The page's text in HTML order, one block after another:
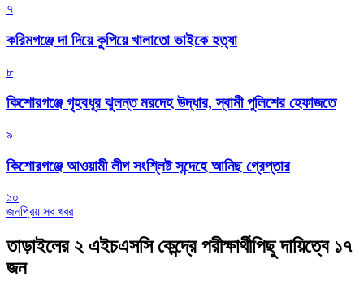
৭
করিমগঞ্জে দা দিয়ে কুপিয়ে খালাতো ভাইকে হত্যা
৮
কিশোরগঞ্জে গৃহবধূর ঝুলন্ত মরদেহ উদ্ধার, স্বামী পুলিশের হেফাজতে
৯
কিশোরগঞ্জে আওয়ামী লীগ সংশ্লিষ্ট সন্দেহে আনিছ গ্রেপ্তার
১০
জনপ্রিয় সব খবর
তাড়াইলের ২ এইচএসসি কেন্দ্রে পরীক্ষার্থীপিছু দায়িত্বে ১৭
জন